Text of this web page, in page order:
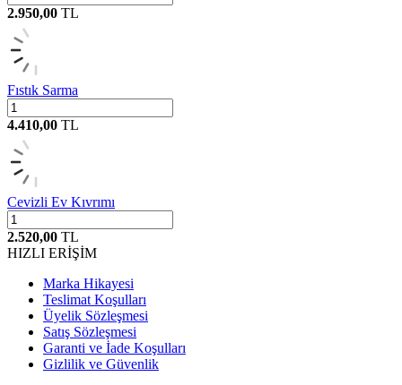
2.950,00 TL
Fıstık Sarma
4.410,00 TL
Cevizli Ev Kıvrımı
2.520,00 TL
HIZLI ERİŞİM
Marka Hikayesi
Teslimat Koşulları
Üyelik Sözleşmesi
Satış Sözleşmesi
Garanti ve İade Koşulları
Gizlilik ve Güvenlik